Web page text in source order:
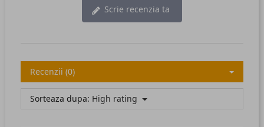
Scrie recenzia ta
Recenzii (0)
Sorteaza dupa: High rating